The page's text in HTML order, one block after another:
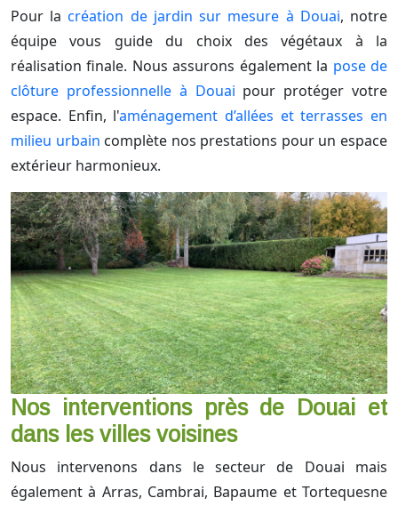
Pour lacréation de jardin sur mesure à Douai, notre
équipe vous guide du choix des végétaux à la
réalisation finale. Nous assurons également la pose de
clôture professionnelle à Douai pour protéger votre
espace. Enfin, l'aménagement d’allées et terrasses en
milieu urbain complète nos prestations pour un espace
extérieur harmonieux.
Nos interventions près de Douai et
dans les villes voisines
Nous intervenons dans le secteur de Douai mais
également à Arras, Cambrai, Bapaume et Tortequesne